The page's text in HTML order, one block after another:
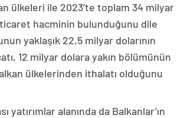
ülkeleri ile 2023’te toplam 34 milyar
ticaret hacminin bulunduğunu dile
yaklaşık 22,5 milyar dolarının
12 milyar dolara yakın bölümünün
ülkelerinden ithalatı olduğunu
yatırımlar alanında da Balkanlar’ın